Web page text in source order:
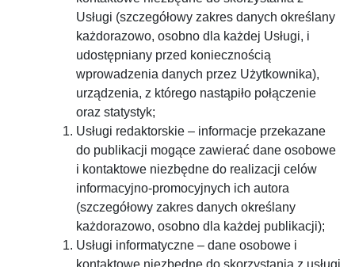
Usługi (szczegółowy zakres danych określany
każdorazowo, osobno dla każdej Usługi, i
udostępniany przed koniecznością
wprowadzenia danych przez Użytkownika),
urządzenia, z którego nastąpiło połączenie
oraz statystyk;
Usługi redaktorskie – informacje przekazane
do publikacji mogące zawierać dane osobowe
i kontaktowe niezbędne do realizacji celów
informacyjno-promocyjnych ich autora
(szczegółowy zakres danych określany
każdorazowo, osobno dla każdej publikacji);
Usługi informatyczne – dane osobowe i